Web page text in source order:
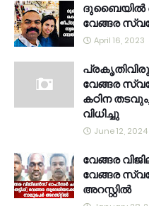
ദുബൈയിൽ
വേങ്ങര
April 16, 2023
വേങ്ങര
കഠിന
വിധിച്ചു
June 12, 2024
വേങ്ങര
വേങ്ങര
അറസ്റ്റിൽ